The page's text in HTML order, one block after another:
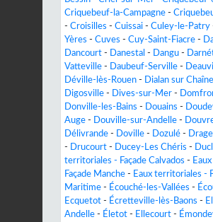
Criquebeuf-la-Campagne -
- Croisilles - Cuissai - Culey-le-Patry
Yères - Cuves - Cuy-Saint-Fiacre -
Dancourt - Danestal - Dangu -
Vatteville - Daubeuf-Serville -
Déville-lès-Rouen - Dialan sur Chaîne
Digosville - Dives-sur-Mer -
Donville-les-Bains - Douains -
Auge - Douville-sur-Andelle -
Délivrande - Doville - Dozulé -
-
Drucourt - Ducey-Les Chéris -
territoriales - Façade Calvados -
Façade Manche - Eaux territoriales -
Maritime - Écouché-les-Vallées -
Ecquetot - Écretteville-lès-Baons -
Andelle - Életot - Ellecourt -